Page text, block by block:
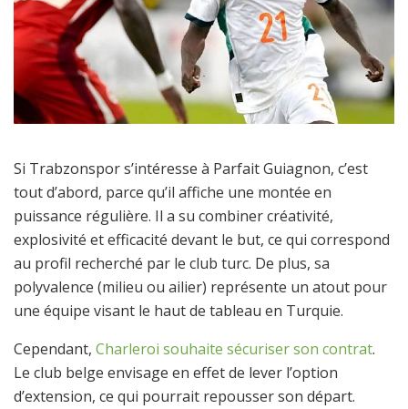
Si Trabzonspor s’intéresse à Parfait Guiagnon, c’est
tout d’abord, parce qu’il affiche une montée en
puissance régulière. Il a su combiner créativité,
explosivité et efficacité devant le but, ce qui correspond
au profil recherché par le club turc. De plus, sa
polyvalence (milieu ou ailier) représente un atout pour
une équipe visant le haut de tableau en Turquie.
Cependant, Charleroi souhaite sécuriser son contrat.
Le club belge envisage en effet de lever l’option
d’extension, ce qui pourrait repousser son départ.